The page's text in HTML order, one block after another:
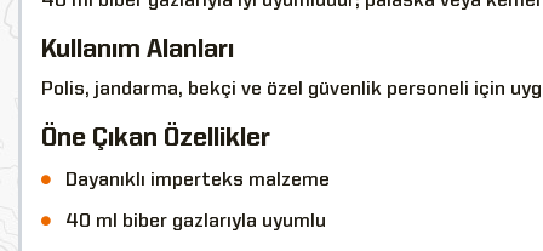
Kullanım Alanları
Polis, jandarma, bekçi ve özel güvenlik personeli için
Öne Çıkan Özellikler
Dayanıklı imperteks malzeme
40 ml biber gazlarıyla uyumlu